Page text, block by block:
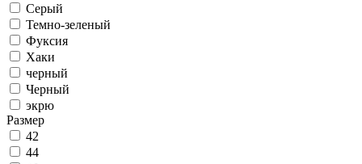
Серый
Темно-зеленый
Фуксия
Хаки
черный
Черный
экрю
Размер
42
44